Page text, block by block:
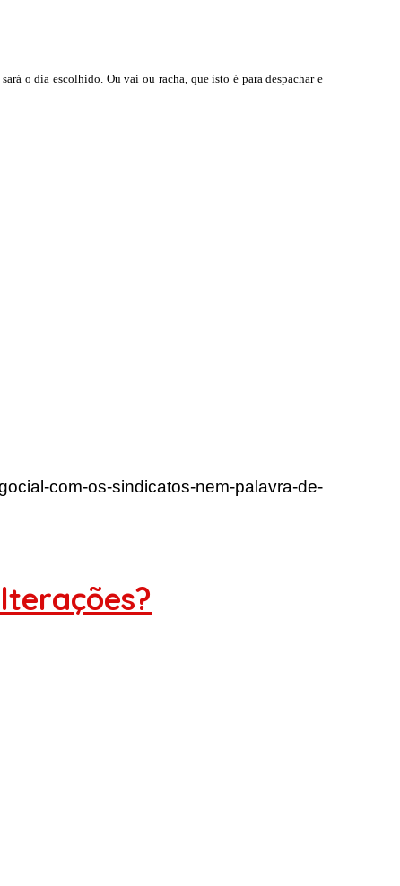
o dia escolhido. Ou vai ou racha, que isto é para despachar e
com-os-sindicatos-nem-palavra-de-